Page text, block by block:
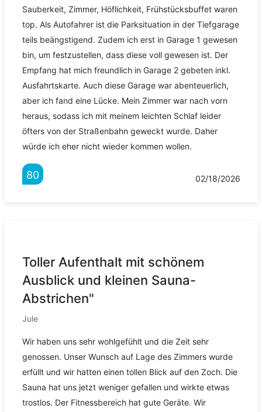
Sauberkeit, Zimmer, Höflichkeit, Frühstücksbuffet waren
top. Als Autofahrer ist die Parksituation in der Tiefgarage
teils beängstigend. Zudem ich erst in Garage 1 gewesen
bin, um festzustellen, dass diese voll gewesen ist. Der
Empfang hat mich freundlich in Garage 2 gebeten inkl.
Ausfahrtskarte. Auch diese Garage war abenteuerlich,
aber ich fand eine Lücke. Mein Zimmer war nach vorn
heraus, sodass ich mit meinem leichten Schlaf leider
öfters von der Straßenbahn geweckt wurde. Daher
würde ich eher nicht wieder kommen wollen.
80 02/18/2026
Toller Aufenthalt mit schönem
Ausblick und kleinen Sauna-
Abstrichen"
Jule
Wir haben uns sehr wohlgefühlt und die Zeit sehr
genossen. Unser Wunsch auf Lage des Zimmers wurde
erfüllt und wir hatten einen tollen Blick auf den Zoch. Die
Sauna hat uns jetzt weniger gefallen und wirkte etwas
trostlos. Der Fitnessbereich hat gute Geräte. Wir